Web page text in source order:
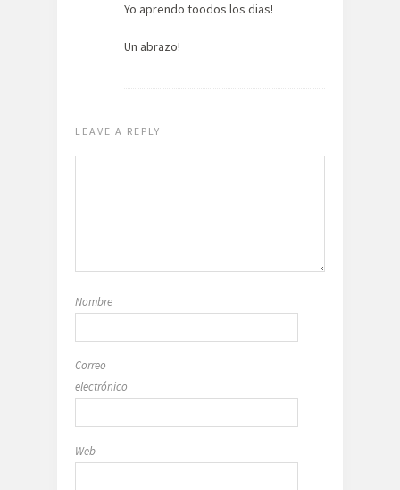
Yo aprendo toodos los dias!
Un abrazo!
LEAVE A REPLY
Nombre
Correo
electrónico
Web